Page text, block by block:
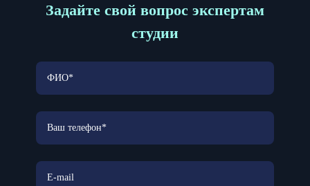
Задайте свой вопрос экспертам
студии